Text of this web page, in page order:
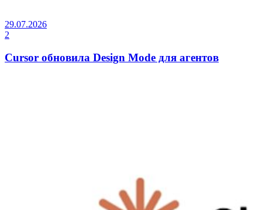
29.07.2026
2
Cursor обновила Design Mode для агентов